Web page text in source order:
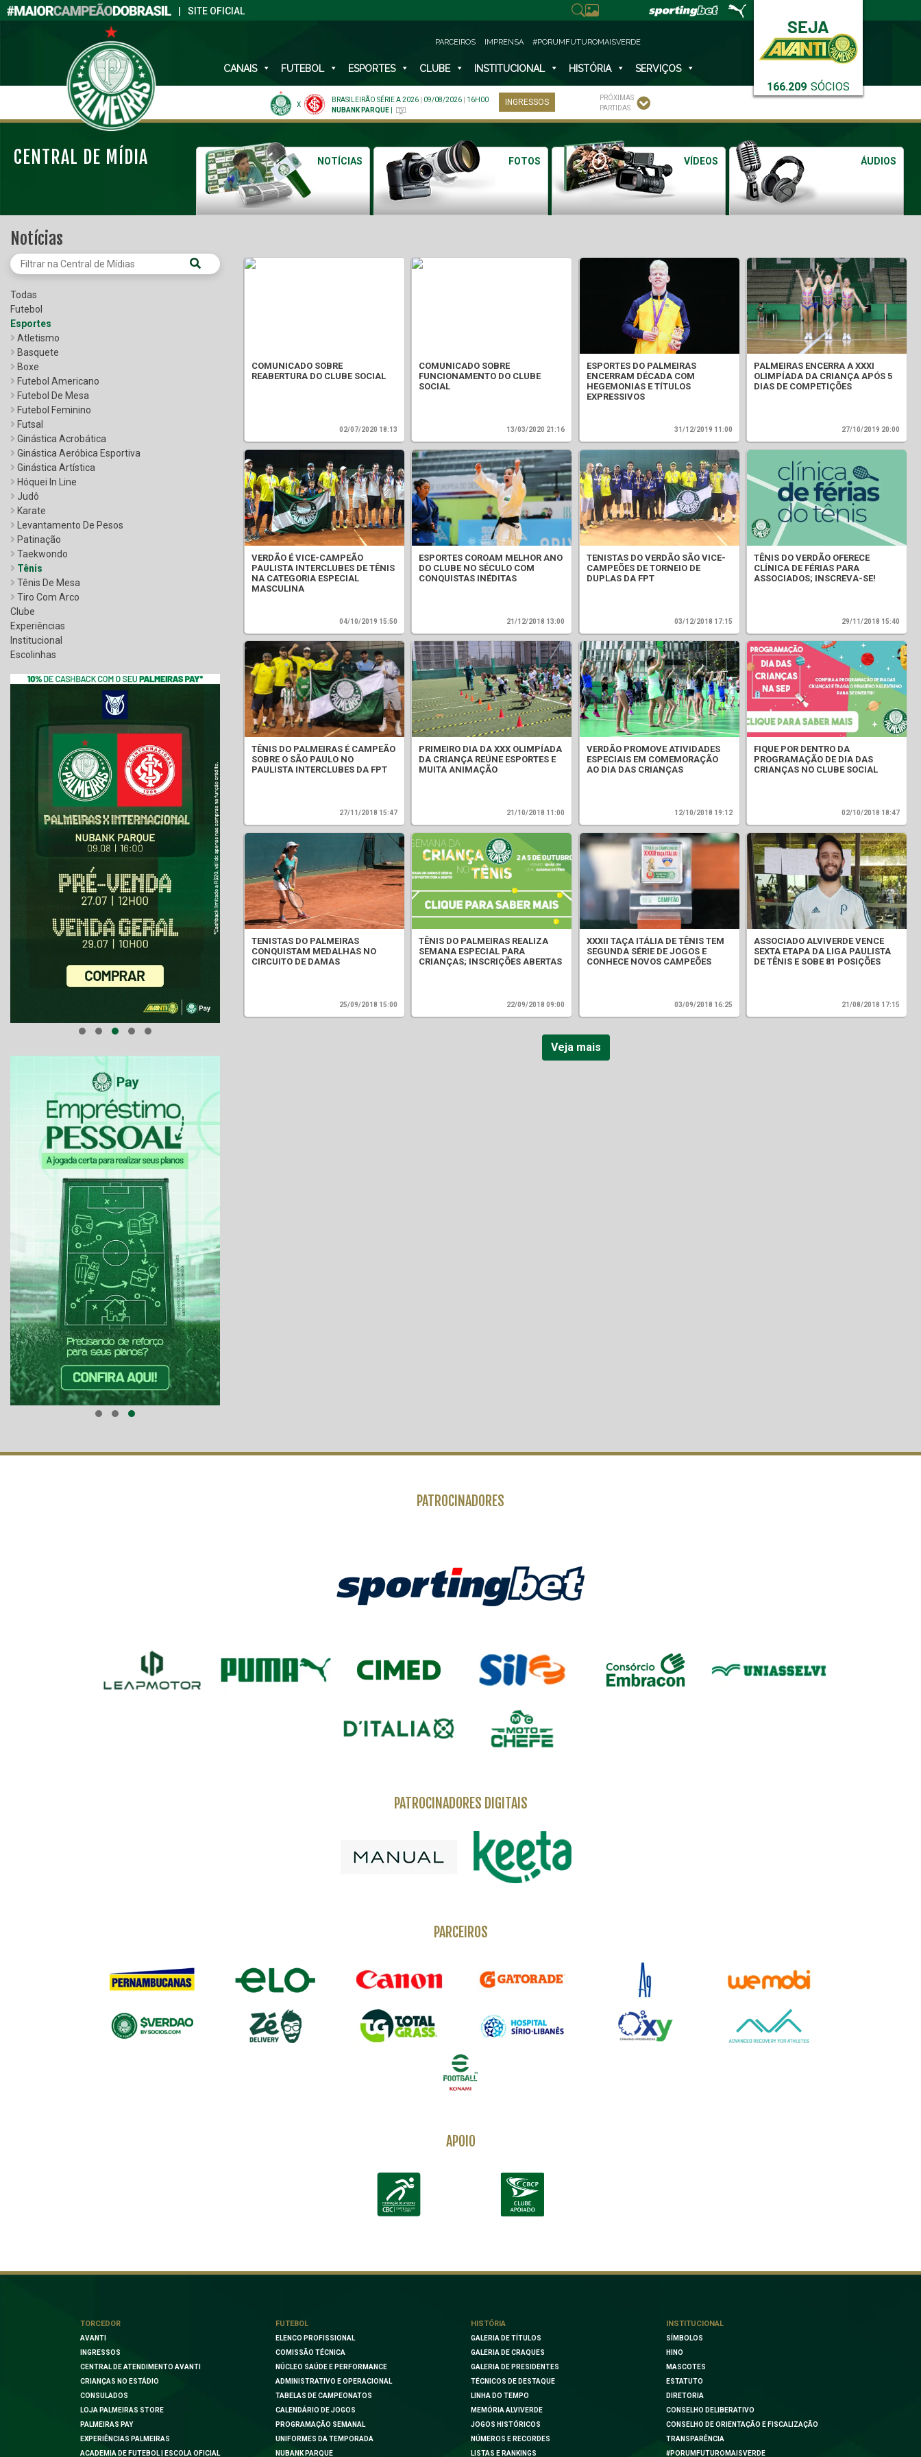
SITE OFICIAL
166.209 SÓCIOS
PARCEIROS IMPRENSA #PORUMFUTUROMAISVERDE
CANAIS FUTEBOL ESPORTES CLUBE INSTITUCIONAL HISTÓRIA SERVIÇOS
X
BRASILEIRÃO SÉRIE A 2026 09/08/2026
16H00
NUBANK PARQUE
INGRESSOS
PRÓXIMAS
PARTIDAS
CENTRAL DE MÍDIA NOTÍCIAS FOTOS VÍDEOS ÁUDIOS
Notícias
Todas
Futebol
Esportes
Atletismo
Basquete
Boxe
Futebol Americano
Futebol De Mesa
Futebol Feminino
Futsal
Ginástica Acrobática
Ginástica Aeróbica Esportiva
Ginástica Artística
Hóquei In Line
Judô
Karate
Levantamento De Pesos
Patinação
Taekwondo
Tênis
Tênis De Mesa
Tiro Com Arco
Clube
Experiências
Institucional
Escolinhas
COMUNICADO SOBRE
REABERTURA DO CLUBE SOCIAL
02/07/2020 18:13
COMUNICADO SOBRE
FUNCIONAMENTO DO CLUBE
SOCIAL
13/03/2020 21:16
ESPORTES DO PALMEIRAS
ENCERRAM DÉCADA COM
HEGEMONIAS E TÍTULOS
EXPRESSIVOS
31/12/2019 11:00
PALMEIRAS ENCERRA A XXXI
OLIMPÍADA DA CRIANÇA APÓS 5
DIAS DE COMPETIÇÕES
27/10/2019 20:00
VERDÃO É VICE-CAMPEÃO
PAULISTA INTERCLUBES DE TÊNIS
NA CATEGORIA ESPECIAL
MASCULINA
04/10/2019 15:50
ESPORTES COROAM MELHOR ANO
DO CLUBE NO SÉCULO COM
CONQUISTAS INÉDITAS
21/12/2018 13:00
TENISTAS DO VERDÃO SÃO VICE-
CAMPEÕES DE TORNEIO DE
DUPLAS DA FPT
03/12/2018 17:15
TÊNIS DO VERDÃO OFERECE
CLÍNICA DE FÉRIAS PARA
ASSOCIADOS; INSCREVA-SE!
29/11/2018 15:40
TÊNIS DO PALMEIRAS É CAMPEÃO
SOBRE O SÃO PAULO NO
PAULISTA INTERCLUBES DA FPT
27/11/2018 15:47
PRIMEIRO DIA DA XXX OLIMPÍADA
DA CRIANÇA REÚNE ESPORTES E
MUITA ANIMAÇÃO
21/10/2018 11:00
VERDÃO PROMOVE ATIVIDADES
ESPECIAIS EM COMEMORAÇÃO
AO DIA DAS CRIANÇAS
12/10/2018 19:12
FIQUE POR DENTRO DA
PROGRAMAÇÃO DE DIA DAS
CRIANÇAS NO CLUBE SOCIAL
02/10/2018 18:47
TENISTAS DO PALMEIRAS
CONQUISTAM MEDALHAS NO
CIRCUITO DE DAMAS
25/09/2018 15:00
TÊNIS DO PALMEIRAS REALIZA
SEMANA ESPECIAL PARA
CRIANÇAS; INSCRIÇÕES ABERTAS
22/09/2018 09:00
XXXII TAÇA ITÁLIA DE TÊNIS TEM
SEGUNDA SÉRIE DE JOGOS E
CONHECE NOVOS CAMPEÕES
03/09/2018 16:25
ASSOCIADO ALVIVERDE VENCE
SEXTA ETAPA DA LIGA PAULISTA
DE TÊNIS E SOBE 81 POSIÇÕES
21/08/2018 17:15
Veja mais
PATROCINADORES
PATROCINADORES DIGITAIS
PARCEIROS
APOIO
TORCEDOR
AVANTI
INGRESSOS
CENTRAL DE ATENDIMENTO AVANTI
CRIANÇAS NO ESTÁDIO
CONSULADOS
LOJA PALMEIRAS STORE
PALMEIRAS PAY
EXPERIÊNCIAS PALMEIRAS
ACADEMIA DE FUTEBOL | ESCOLA OFICIAL
FUTEBOL
ELENCO PROFISSIONAL
COMISSÃO TÉCNICA
NÚCLEO SAÚDE E PERFORMANCE
ADMINISTRATIVO E OPERACIONAL
TABELAS DE CAMPEONATOS
CALENDÁRIO DE JOGOS
PROGRAMAÇÃO SEMANAL
UNIFORMES DA TEMPORADA
NUBANK PARQUE
HISTÓRIA
GALERIA DE TÍTULOS
GALERIA DE CRAQUES
GALERIA DE PRESIDENTES
TÉCNICOS DE DESTAQUE
LINHA DO TEMPO
MEMÓRIA ALVIVERDE
JOGOS HISTÓRICOS
NÚMEROS E RECORDES
LISTAS E RANKINGS
INSTITUCIONAL
SÍMBOLOS
HINO
MASCOTES
ESTATUTO
DIRETORIA
CONSELHO DELIBERATIVO
CONSELHO DE ORIENTAÇÃO E FISCALIZAÇÃO
TRANSPARÊNCIA
#PORUMFUTUROMAISVERDE